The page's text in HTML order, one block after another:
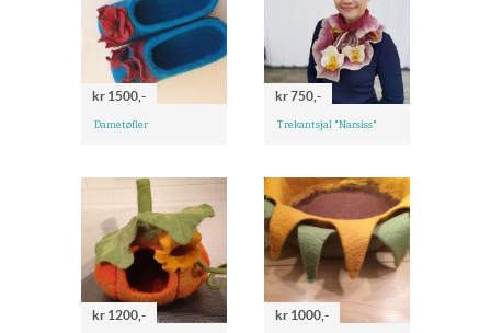
kr 1500,-
Dametøfler
kr 750,-
Trekantsjal "Narsiss"
kr 1200,- kr 1000,-